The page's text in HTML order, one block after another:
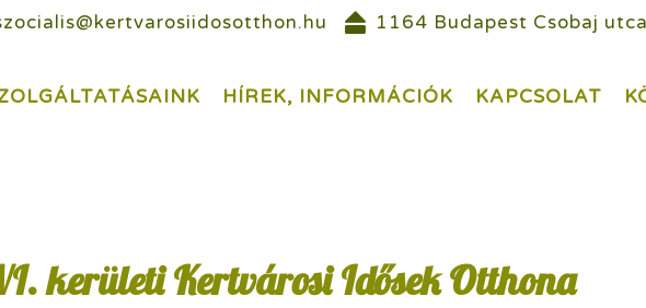
1164 Budapest Csobaj
HÍREK, INFORMÁCIÓK KAPCSOLAT
kerületi Kertvárosi Idősek Otthona